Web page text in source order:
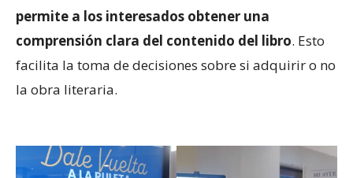
permite a los interesados obtener una
comprensión clara del contenido del libro. Esto
facilita la toma de decisiones sobre si adquirir o no
la obra literaria.